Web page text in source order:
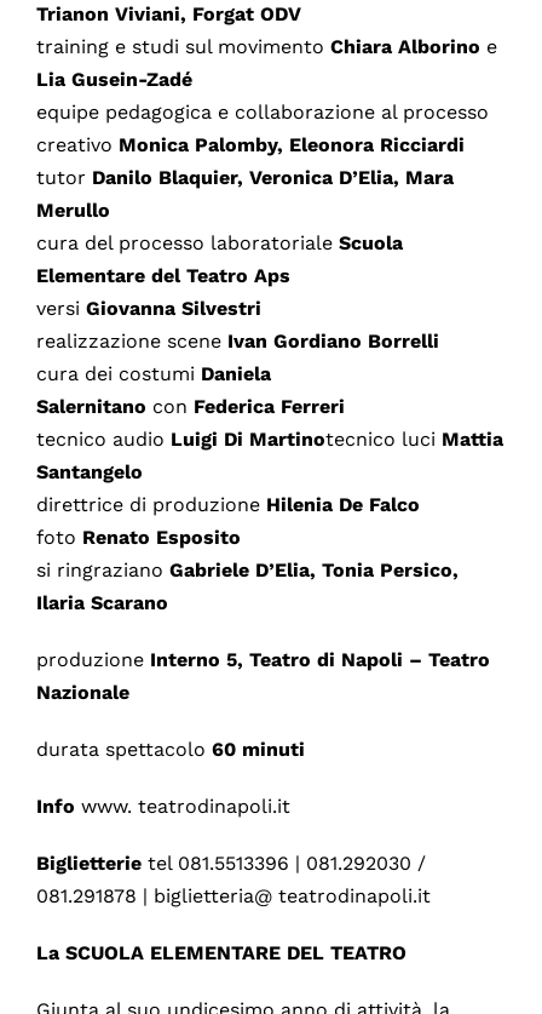
Trianon Viviani, Forgat ODV
training e studi sul movimento Chiara Alborino e
Lia Gusein-Zadé
equipe pedagogica e collaborazione al processo
creativo Monica Palomby, Eleonora Ricciardi
tutor Danilo Blaquier, Veronica D’Elia, Mara
Merullo
cura del processo laboratoriale Scuola
Elementare del Teatro Aps
versi Giovanna Silvestri
realizzazione scene Ivan Gordiano Borrelli
cura dei costumi Daniela
Salernitano con Federica Ferreri
tecnico audio Luigi Di Martinotecnico luci Mattia
Santangelo
direttrice di produzione Hilenia De Falco
foto Renato Esposito
si ringraziano Gabriele D’Elia, Tonia Persico,
Ilaria Scarano
produzioneInterno 5, Teatro di Napoli – Teatro
Nazionale
durata spettacolo 60 minuti
Info www. teatrodinapoli.it
Biglietterietel 081.5513396 | 081.292030 /
081.291878 | biglietteria@ teatrodinapoli.it
La SCUOLA ELEMENTARE DEL TEATRO
Giunta al suo undicesimo anno di attività, la